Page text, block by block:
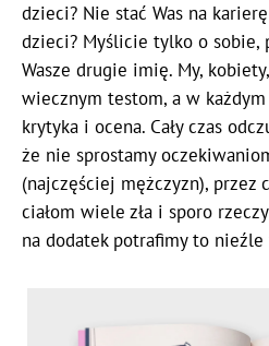
dzieci? Nie stać Was na
dzieci? Myślicie tylko o sobie,
Wasze drugie imię. My,
wiecznym testom, a w
krytyka i ocena. Cały czas
że nie sprostamy
(najczęściej mężczyzn), przez
ciałom wiele zła i sporo
na dodatek potrafimy to nieźle